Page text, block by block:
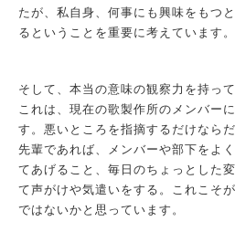
たが、私自身、何事にも興味をもつ
るということを重要に考えています。
そして、本当の意味の観察力を持っ
これは、現在の歌製作所のメンバー
す。悪いところを指摘するだけなら
先輩であれば、メンバーや部下をよ
てあげること、毎日のちょっとした
て声がけや気遣いをする。これこそ
ではないかと思っています。